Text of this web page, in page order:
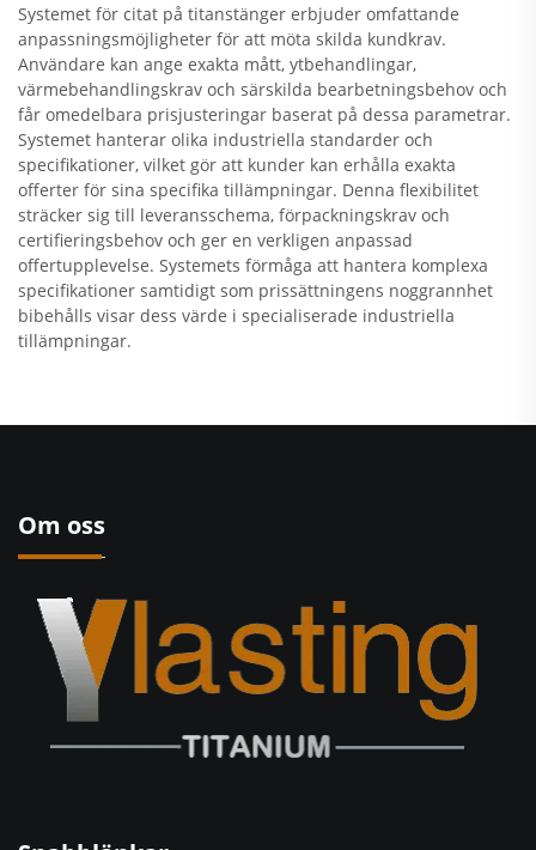
Systemet för citat på titanstänger erbjuder omfattande
anpassningsmöjligheter för att möta skilda kundkrav.
Användare kan ange exakta mått, ytbehandlingar,
värmebehandlingskrav och särskilda bearbetningsbehov och
får omedelbara prisjusteringar baserat på dessa parametrar.
Systemet hanterar olika industriella standarder och
specifikationer, vilket gör att kunder kan erhålla exakta
offerter för sina specifika tillämpningar. Denna flexibilitet
sträcker sig till leveransschema, förpackningskrav och
certifieringsbehov och ger en verkligen anpassad
offertupplevelse. Systemets förmåga att hantera komplexa
specifikationer samtidigt som prissättningens noggrannhet
bibehålls visar dess värde i specialiserade industriella
tillämpningar.
Om oss